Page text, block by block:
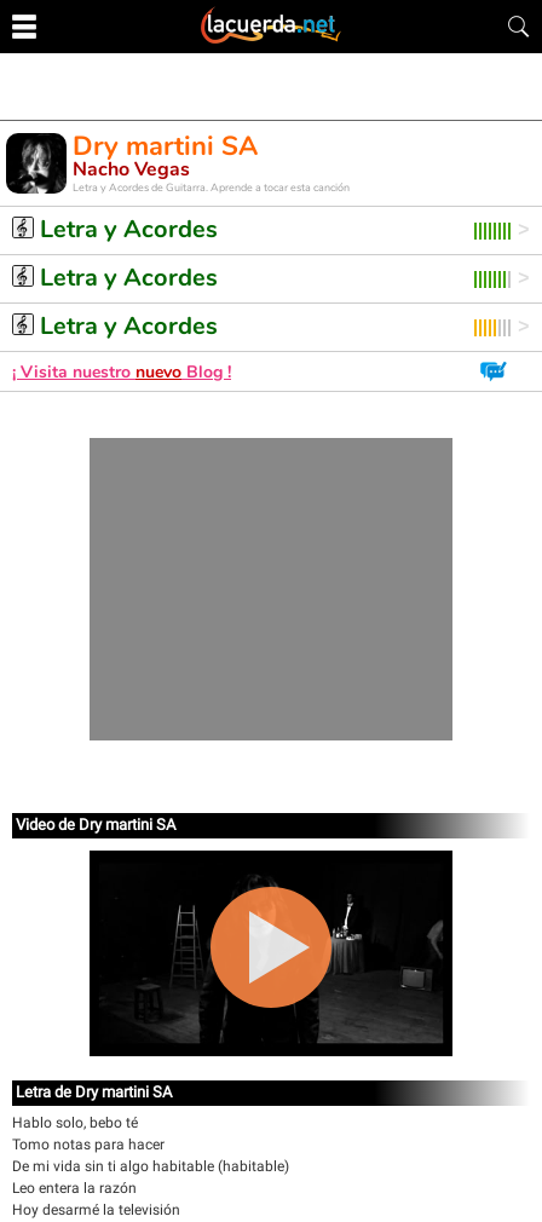
Dry martini SA
Nacho Vegas
Letra y Acordes de Guitarra. Aprende a tocar esta canción
Letra y Acordes
Letra y Acordes
Letra y Acordes
¡ Visita nuestro nuevo Blog !
Video de Dry martini SA
Letra de Dry martini SA
Hablo solo, bebo té
Tomo notas para hacer
De mi vida sin ti algo habitable (habitable)
Leo entera la razón
Hoy desarmé la televisión